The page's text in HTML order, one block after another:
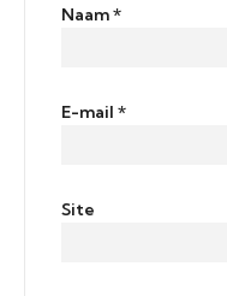
Naam*
E-mail *
Site